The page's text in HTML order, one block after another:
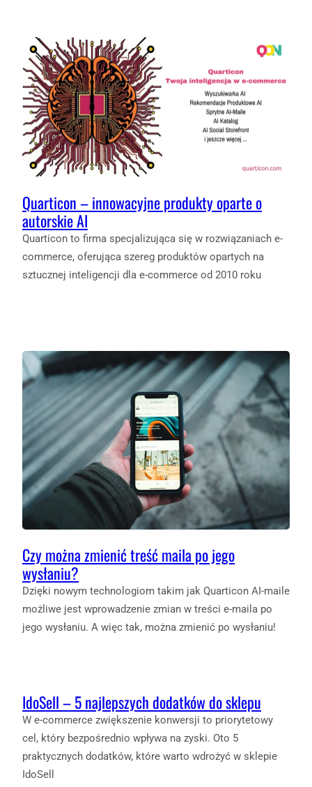
Quarticon – innowacyjne produkty oparte o
autorskie AI
Quarticon to firma specjalizująca się w rozwiązaniach e-
commerce, oferująca szereg produktów opartych na
sztucznej inteligencji dla e-commerce od 2010 roku
Czy można zmienić treść maila po jego
wysłaniu?
Dzięki nowym technologiom takim jak Quarticon AI-maile
możliwe jest wprowadzenie zmian w treści e-maila po
jego wysłaniu. A więc tak, można zmienić po wysłaniu!
IdoSell – 5 najlepszych dodatków do sklepu
W e-commerce zwiększenie konwersji to priorytetowy
cel, który bezpośrednio wpływa na zyski. Oto 5
praktycznych dodatków, które warto wdrożyć w sklepie
IdoSell